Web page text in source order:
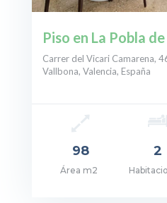
Piso en La Pobla
Carrer del Vicari Camarena,
Vallbona, Valencia, España
98
Área m2
2